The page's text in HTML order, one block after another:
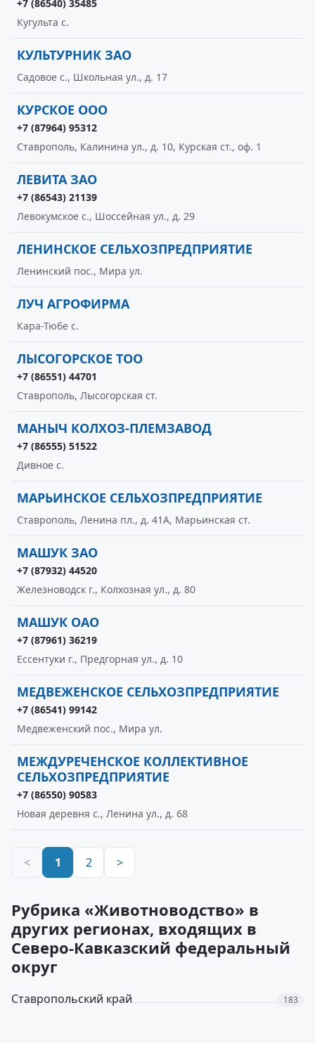
+7 (86540) 35485
Кугульта с.
КУЛЬТУРНИК ЗАО
Садовое с., Школьная ул., д. 17
КУРСКОЕ ООО
+7 (87964) 95312
Ставрополь, Калинина ул., д. 10, Курская ст., оф. 1
ЛЕВИТА ЗАО
+7 (86543) 21139
Левокумское с., Шоссейная ул., д. 29
ЛЕНИНСКОЕ СЕЛЬХОЗПРЕДПРИЯТИЕ
Ленинский пос., Мира ул.
ЛУЧ АГРОФИРМА
Кара-Тюбе с.
ЛЫСОГОРСКОЕ ТОО
+7 (86551) 44701
Ставрополь, Лысогорская ст.
МАНЫЧ КОЛХОЗ-ПЛЕМЗАВОД
+7 (86555) 51522
Дивное с.
МАРЬИНСКОЕ СЕЛЬХОЗПРЕДПРИЯТИЕ
Ставрополь, Ленина пл., д. 41А, Марьинская ст.
МАШУК ЗАО
+7 (87932) 44520
Железноводск г., Колхозная ул., д. 80
МАШУК ОАО
+7 (87961) 36219
Ессентуки г., Предгорная ул., д. 10
МЕДВЕЖЕНСКОЕ СЕЛЬХОЗПРЕДПРИЯТИЕ
+7 (86541) 99142
Медвеженский пос., Мира ул.
МЕЖДУРЕЧЕНСКОЕ КОЛЛЕКТИВНОЕ
СЕЛЬХОЗПРЕДПРИЯТИЕ
+7 (86550) 90583
Новая деревня с., Ленина ул., д. 68
< 1 2 >
Рубрика «Животноводство» в
других регионах, входящих в
Северо-Кавказский федеральный
округ
Ставропольский край 183